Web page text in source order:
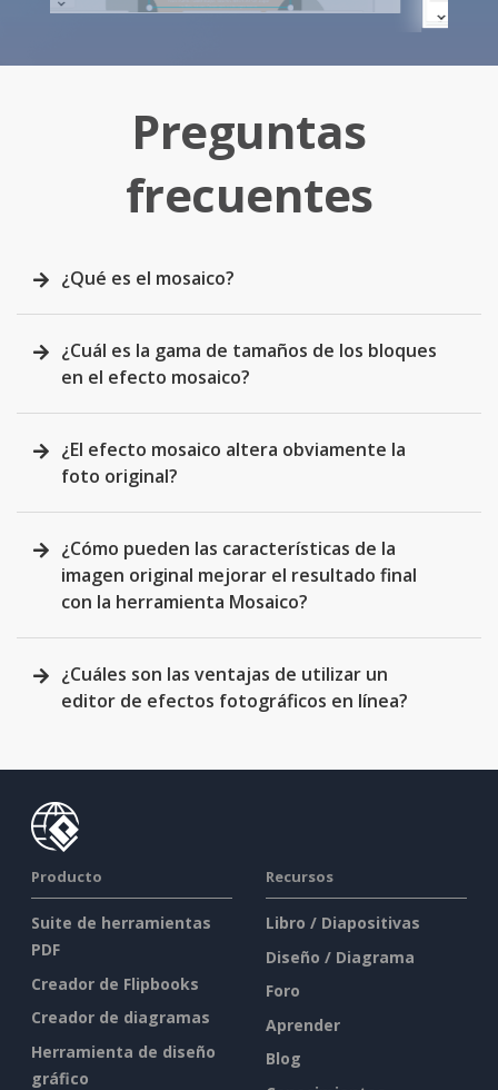
Preguntas
frecuentes
¿Qué es el mosaico?
¿Cuál es la gama de tamaños de los bloques
en el efecto mosaico?
¿El efecto mosaico altera obviamente la
foto original?
¿Cómo pueden las características de la
imagen original mejorar el resultado final
con la herramienta Mosaico?
¿Cuáles son las ventajas de utilizar un
editor de efectos fotográficos en línea?
Producto
Suite de herramientas
PDF
Creador de Flipbooks
Creador de diagramas
Herramienta de diseño
gráfico
Recursos
Libro / Diapositivas
Diseño / Diagrama
Foro
Aprender
Blog